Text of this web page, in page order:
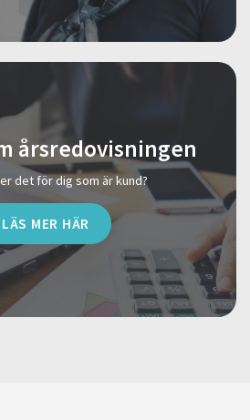
årsredovisningen
det för dig som är kund?
LÄS MER HÄR